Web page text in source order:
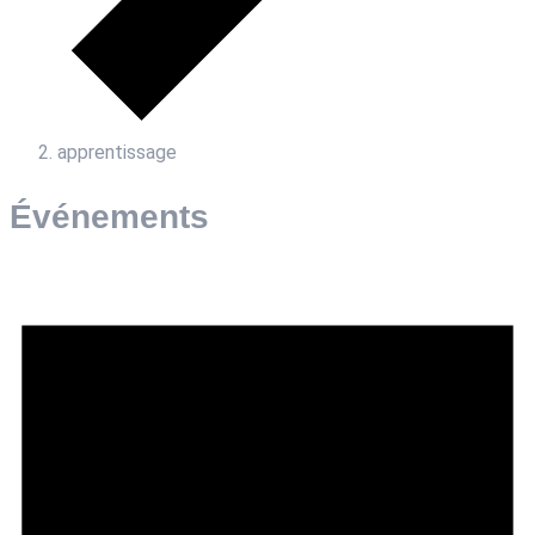
apprentissage
Événements